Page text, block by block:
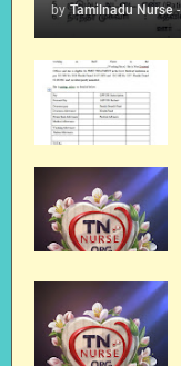
by Tamilnadu Nurse -